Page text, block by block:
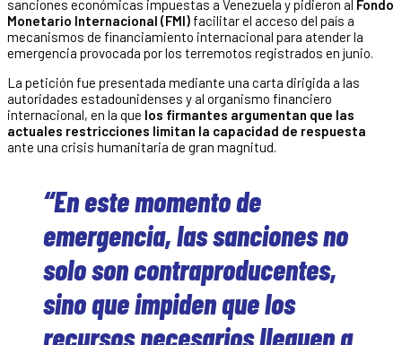
sanciones económicas impuestas a Venezuela y pidieron al Fondo
Monetario Internacional (FMI) facilitar el acceso del país a
mecanismos de financiamiento internacional para atender la
emergencia provocada por los terremotos registrados en junio.
La petición fue presentada mediante una carta dirigida a las
autoridades estadounidenses y al organismo financiero
internacional, en la que los firmantes argumentan que las
actuales restricciones limitan la capacidad de respuesta
ante una crisis humanitaria de gran magnitud.
“En este momento de
emergencia, las sanciones no
solo son contraproducentes,
sino que impiden que los
recursos necesarios lleguen a